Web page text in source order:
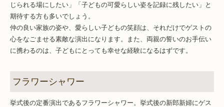
じられる場にしたい」「子どもの可愛らしい姿を記録に残したい」と
期待する方も多いでしょう。
仲の良い家族の姿や、愛らしい子どもの笑顔は、それだけでゲストの
心をなごませる素敵な演出になります。また、両親の誓いのお手伝い
に携わるのは、子どもにとっても幸せな経験になるはずです。
フラワーシャワー
挙式後の定番演出であるフラワーシャワー。挙式後の新郎新婦にゲス